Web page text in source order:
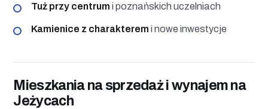
Tuż przy centrum i poznańskich uczelniach
Kamienice z charakterem i nowe inwestycje
Mieszkania na sprzedaż i wynajem na
Jeżycach